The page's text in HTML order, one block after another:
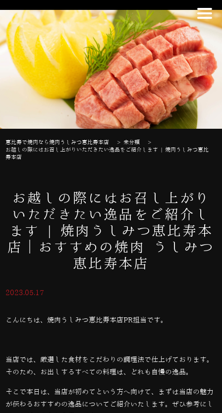
恵比寿で焼肉なら焼肉うしみつ恵比寿本店 >未分類
>
お越しの際にはお召し上がりいただきたい逸品をご紹介します | 焼肉うしみつ恵比
寿本店
お越しの際にはお召し上がり
いただきたい逸品をご紹介し
ます | 焼肉うしみつ恵比寿本
店｜おすすめの焼肉 うしみつ
恵比寿本店
2023.05.17
こんにちは、焼肉うしみつ恵比寿本店PR担当です。
当店では、厳選した食材をこだわりの調理法で仕上げております。
そのため、お出しするすべての料理は、どれも自慢の逸品。
そこで本日は、当店が初めてという方へ向けて、まずは当店の魅力
が伝わるおすすめの逸品についてご紹介いたします。ぜひ参考にし